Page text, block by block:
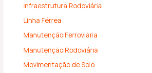
Infraestrutura Rodoviária
Linha Férrea
Manutenção Ferroviária
Manutenção Rodoviária
Movimentação de Solo